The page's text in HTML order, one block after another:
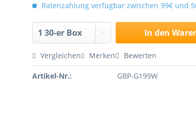
Ratenzahlung verfügbar zwischen 99€ und
In den
Vergleichen Merken Bewerten
Artikel-Nr.: GBP-G199W